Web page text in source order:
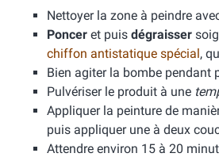
Nettoyer la zone à peindre
Poncer et puis dégraisser
chiffon antistatique spécial,
Bien agiter la bombe pendant
Pulvériser le produit à une
Appliquer la peinture de
puis appliquer une à deux
Attendre environ 15 à 20